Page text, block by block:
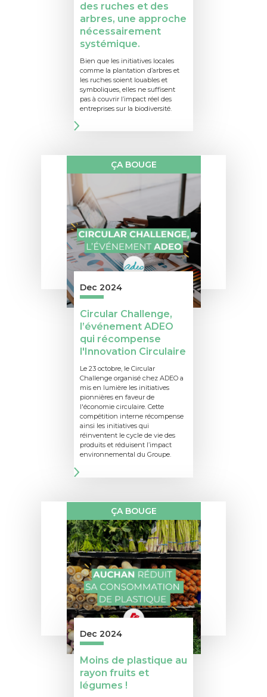
des ruches et des
arbres, une approche
nécessairement
systémique.
Bien que les initiatives locales
comme la plantation d’arbres et
les ruches soient louables et
symboliques, elles ne suffisent
pas à couvrir l’impact réel des
entreprises sur la biodiversité.
ÇA BOUGE
Dec 2024
Circular Challenge,
l’événement ADEO
qui récompense
l'Innovation Circulaire
Le 23 octobre, le Circular
Challenge organisé chez ADEO a
mis en lumière les initiatives
pionnières en faveur de
l'économie circulaire. Cette
compétition interne récompense
ainsi les initiatives qui
réinventent le cycle de vie des
produits et réduisent l’impact
environnemental du Groupe.
ÇA BOUGE
Dec 2024
Moins de plastique au
rayon fruits et
légumes !